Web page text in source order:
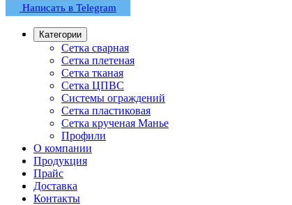
Написать в Telegram
Категории
Сетка сварная
Сетка плетеная
Сетка тканая
Сетка ЦПВС
Системы ограждений
Сетка пластиковая
Сетка крученая Манье
Профили
О компании
Продукция
Прайс
Доставка
Контакты